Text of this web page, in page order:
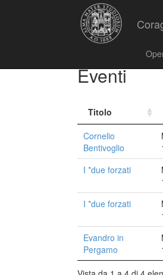
Eventi
Titolo
Cornelio
Bentivoglio
I *due forzati
I *due forzati
Evandro in
Pergamo